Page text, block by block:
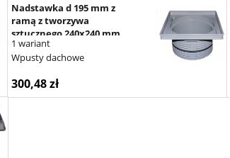
Nadstawka d 195 mm z
ramą z tworzywa
sztucznego 240x240 mm,
O-Ring
1 wariant
Wpusty dachowe
300,48 zł